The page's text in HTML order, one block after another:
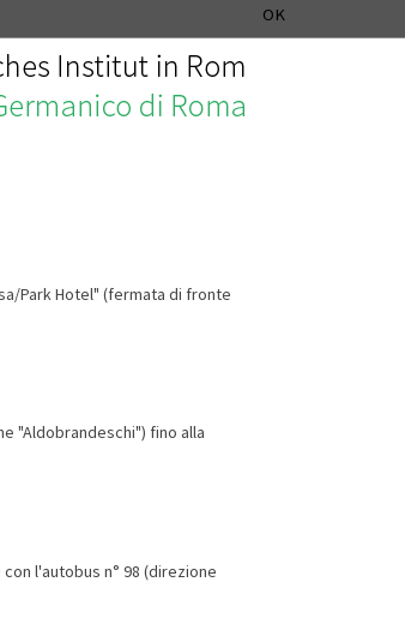
OK
Park Hotel" (fermata di fronte
"Aldobrandeschi") fino alla
l'autobus n° 98 (direzione